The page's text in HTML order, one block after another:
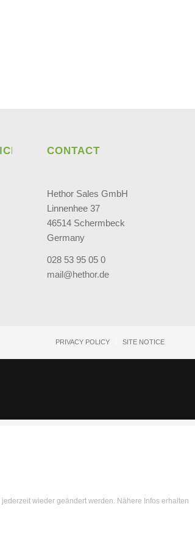
CONTACT
Hethor Sales GmbH
Linnenhee 37
46514 Schermbeck
Germany
028 53 95 05 0
mail@hethor.de
PRIVACY POLICY SITE NOTICE
wieder geändert werden. Nähere Infos erhalten